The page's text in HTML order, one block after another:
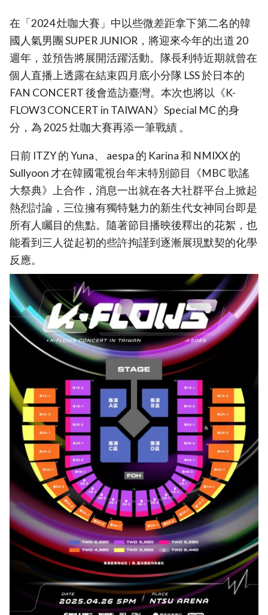
在「2024 灶咖大賽」中以些微差距拿下第二名的韓
國人氣男團 SUPER JUNIOR，將迎來今年的出道 20
週年，並預告將展開活躍活動。隊長利特近期就曾在
個人直播上透露在結束四月底小分隊 LSS 於日本的
FAN CONCERT 後會造訪臺灣。本次也將以《K-
FLOW3 CONCERT in TAIWAN》Special MC 的身
分，為 2025 灶咖大賽再添一筆戰績 。
日前 ITZY 的 Yuna、 aespa 的 Karina 和 NMIXX 的
Sullyoon 才在韓國電視台年末特別節目《MBC 歌謠
大祭典》上合作，消息一出就在各大社群平台上掀起
熱烈討論，三位擁有獨特魅力的新生代女神同台即是
所有人矚目的焦點。隨著節目播映後釋出的花絮，也
能看到三人從起初的些許拘謹到逐漸展現默契的化學
反應。